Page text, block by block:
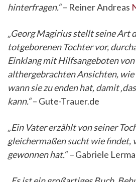
hinterfragen.“– Reiner Andreas
„Georg Magirius stellt seine Art
totgeborenen Tochter vor,
Einklang mit Hilfsangeboten von
althergebrachten Ansichten, wie
wann sie zu enden hat, damit
kann.“– Gute-Trauer.de
„Ein Vater erzählt von seiner
gleichermaßen sucht wie findet,
gewonnen hat.“ –Gabriele